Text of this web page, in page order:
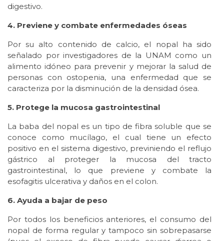
digestivo.
4. Previene y combate enfermedades óseas
Por su alto contenido de calcio, el nopal ha sido
señalado por investigadores de la UNAM como un
alimento idóneo para prevenir y mejorar la salud de
personas con ostopenia, una enfermedad que se
caracteriza por la disminución de la densidad ósea.
5. Protege la mucosa gastrointestinal
La baba del nopal es un tipo de fibra soluble que se
conoce como mucílago, el cual tiene un efecto
positivo en el sistema digestivo, previniendo el reflujo
gástrico al proteger la mucosa del tracto
gastrointestinal, lo que previene y combate la
esofagitis ulcerativa y daños en el colon.
6. Ayuda a bajar de peso
Por todos los beneficios anteriores, el consumo del
nopal de forma regular y tampoco sin sobrepasarse